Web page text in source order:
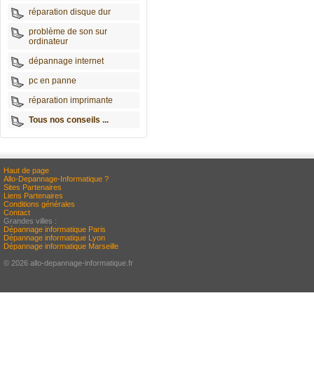
réparation disque dur
problème de son sur
ordinateur
dépannage internet
pc en panne
réparation imprimante
Tous nos conseils ...
Haut de page
Allo-Depannage-Informatique ?
Sites Partenaires
Liens Partenaires
Conditions générales
Contact
Grandes villes :
Dépannage informatique Paris
Dépannage informatique Lyon
Dépannage informatique Marseille
© 2026 allo-depannage-informatique.fr